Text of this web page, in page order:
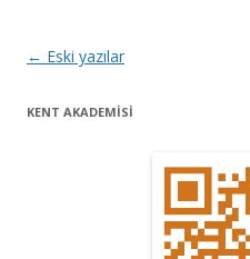
Y
z
← Eski yazılar
KENT AKADEMİSİ